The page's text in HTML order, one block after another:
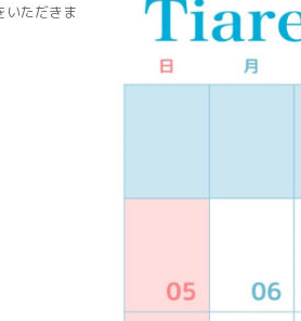
いただきま